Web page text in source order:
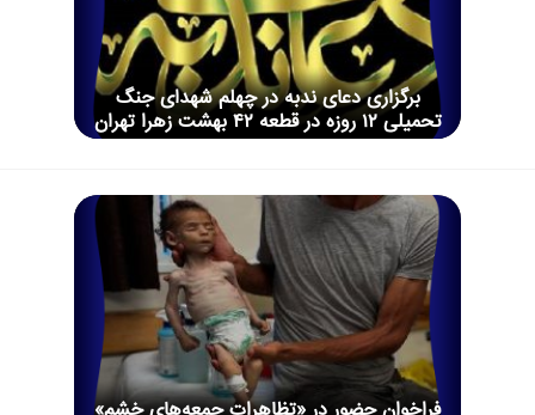
برگزاری دعای ندبه در چهلم شهدای جنگ
تحمیلی ۱۲ روزه در قطعه ۴۲ بهشت زهرا تهران